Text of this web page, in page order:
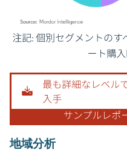
画像 © Mordor Intelligence。再利
地域分析